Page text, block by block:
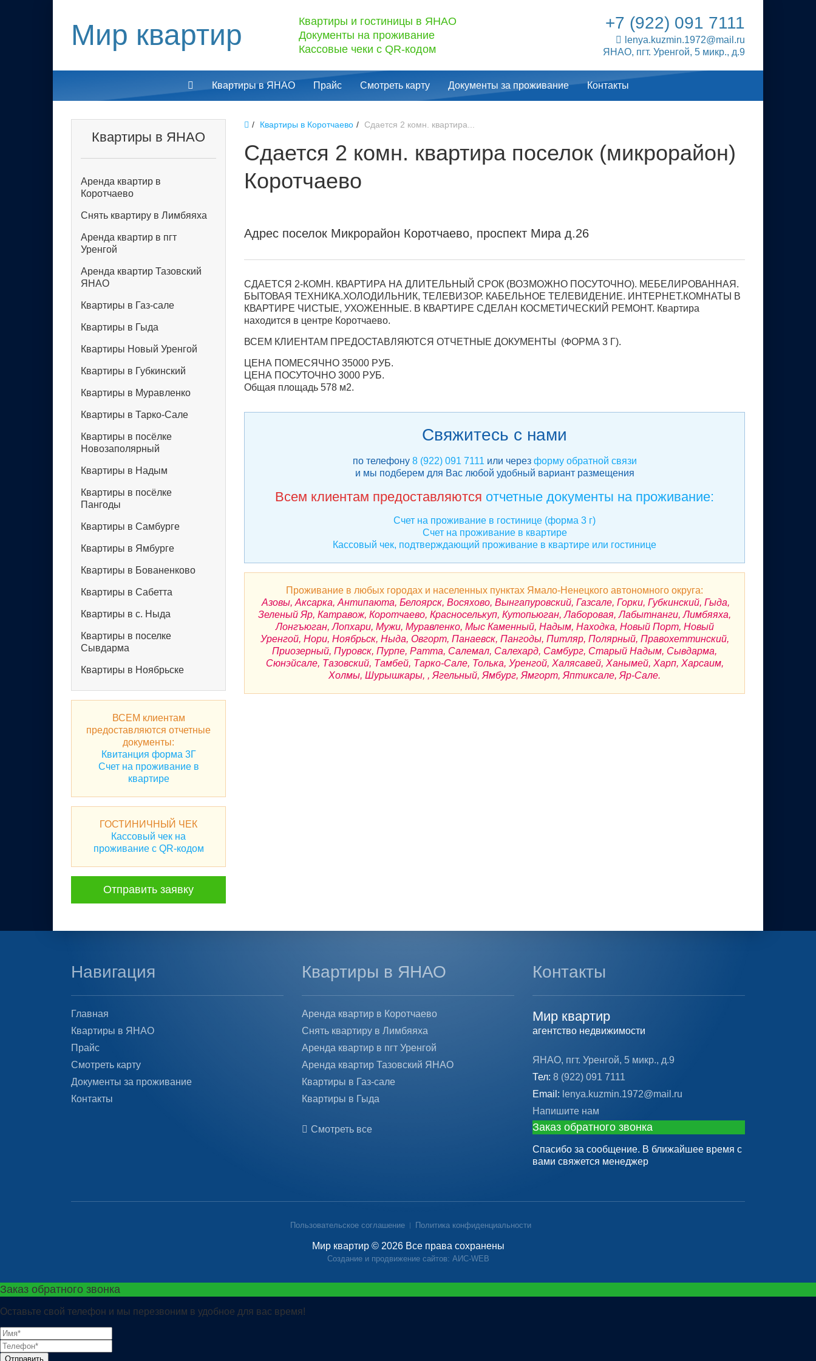
Мир квартир
Квартиры и гостиницы в ЯНАО
Документы на проживание
Кассовые чеки с QR-кодом
+7 (922) 091 7111
lenya.kuzmin.1972@mail.ru
ЯНАО, пгт. Уренгой, 5 микр., д.9
Квартиры в ЯНАО Прайс Смотреть карту Документы за проживание Контакты
Квартиры в Коротчаево Сдается 2 комн. квартира...
Сдается 2 комн. квартира поселок (микрорайон)
Коротчаево
Адрес поселок Микрорайон Коротчаево, проспект Мира д.26
СДАЕТСЯ 2-КОМН. КВАРТИРА НА ДЛИТЕЛЬНЫЙ СРОК (ВОЗМОЖНО ПОСУТОЧНО). МЕБЕЛИРОВАННАЯ.
БЫТОВАЯ ТЕХНИКА.ХОЛОДИЛЬНИК, ТЕЛЕВИЗОР. КАБЕЛЬНОЕ ТЕЛЕВИДЕНИЕ. ИНТЕРНЕТ.КОМНАТЫ В
КВАРТИРЕ ЧИСТЫЕ, УХОЖЕННЫЕ. В КВАРТИРЕ СДЕЛАН КОСМЕТИЧЕСКИЙ РЕМОНТ. Квартира
находится в центре Коротчаево.
ВСЕМ КЛИЕНТАМ ПРЕДОСТАВЛЯЮТСЯ ОТЧЕТНЫЕ ДОКУМЕНТЫ (ФОРМА 3 Г).
ЦЕНА ПОМЕСЯЧНО 35000 РУБ.
ЦЕНА ПОСУТОЧНО 3000 РУБ.
Общая площадь 578 м2.
Свяжитесь с нами
по телефону 8 (922) 091 7111 или через форму обратной связи
и мы подберем для Вас любой удобный вариант размещения
Всем клиентам предоставляются отчетные документы на проживание:
Счет на проживание в гостинице (форма 3 г)
Счет на проживание в квартире
Кассовый чек, подтверждающий проживание в квартире или гостинице
Проживание в любых городах и населенных пунктах Ямало-Ненецкого автономного округа:
Азовы, Аксарка, Антипаюта, Белоярск, Восяхово, Вынгапуровский, Газсале, Горки, Губкинский, Гыда,
Зеленый Яр, Катравож, Коротчаево, Красноселькуп, Кутопьюган, Лаборовая, Лабытнанги, Лимбяяха,
Лонгъюган, Лопхари, Мужи, Муравленко, Мыс Каменный, Надым, Находка, Новый Порт, Новый
Уренгой, Нори, Ноябрьск, Ныда, Овгорт, Панаевск, Пангоды, Питляр, Полярный, Правохеттинский,
Приозерный, Пуровск, Пурпе, Ратта, Салемал, Салехард, Самбург, Старый Надым, Сывдарма,
Сюнэйсале, Тазовский, Тамбей, Тарко-Сале, Толька, Уренгой, Халясавей, Ханымей, Харп, Харсаим,
Холмы, Шурышкары, , Ягельный, Ямбург, Ямгорт, Яптиксале, Яр-Сале.
Квартиры в ЯНАО
Аренда квартир в
Коротчаево
Снять квартиру в Лимбяяха
Аренда квартир в пгт
Уренгой
Аренда квартир Тазовский
ЯНАО
Квартиры в Газ-сале
Квартиры в Гыда
Квартиры Новый Уренгой
Квартиры в Губкинский
Квартиры в Муравленко
Квартиры в Тарко-Сале
Квартиры в посёлке
Новозаполярный
Квартиры в Надым
Квартиры в посёлке
Пангоды
Квартиры в Самбурге
Квартиры в Ямбурге
Квартиры в Бованенково
Квартиры в Сабетта
Квартиры в с. Ныда
Квартиры в поселке
Сывдарма
Квартиры в Ноябрьске
ВСЕМ клиентам
предоставляются отчетные
документы:
Квитанция форма 3Г
Счет на проживание в
квартире
ГОСТИНИЧНЫЙ ЧЕК
Кассовый чек на
проживание с QR-кодом
Отправить заявку
Навигация
Главная
Квартиры в ЯНАО
Прайс
Смотреть карту
Документы за проживание
Контакты
Квартиры в ЯНАО
Аренда квартир в Коротчаево
Снять квартиру в Лимбяяха
Аренда квартир в пгт Уренгой
Аренда квартир Тазовский ЯНАО
Квартиры в Газ-сале
Квартиры в Гыда
Смотреть все
Контакты
Мир квартир
агентство недвижимости
ЯНАО, пгт. Уренгой, 5 микр., д.9
Тел: 8 (922) 091 7111
Email: lenya.kuzmin.1972@mail.ru
Напишите нам
Заказ обратного звонка
Спасибо за сообщение. В ближайшее время с
вами свяжется менеджер
Пользовательское соглашение Политика конфиденциальности
Мир квартир © 2026 Все права сохранены
Создание и продвижение сайтов: АИС-WEB
Заказ обратного звонка
Оставьте свой телефон и мы перезвоним в удобное для вас время!
Отправить